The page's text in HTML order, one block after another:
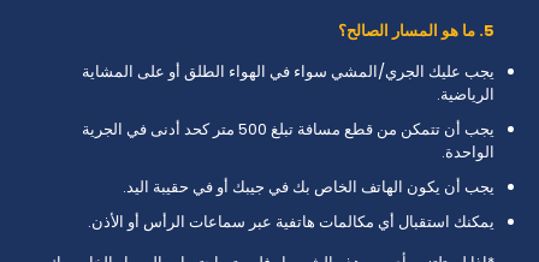
5. ما هو المسار الصالح؟
يجب عليك الجري/المشي سواء في الهواء الطلق أو على المشاية
الرياضية.
يجب أن تتمكن من قطع مسافة تبلغ 500 متر كحد أدنى في الجرية
الواحدة.
يجب أن يكون الهاتف الخاص بك في جيبك أو في حقيبة اليد.
يمكنك استقبال أي مكالمات هاتفية عبر سماعات الرأس أو الأذن.